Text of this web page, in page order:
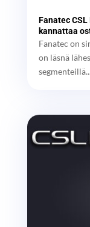
Fanatec CSL
kannattaa
Fanatec on
on läsnä